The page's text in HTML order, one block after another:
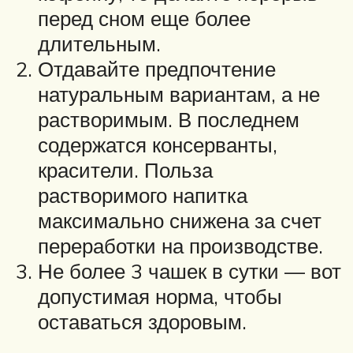
перед сном еще более
длительным.
Отдавайте предпочтение
натуральным вариантам, а не
растворимым. В последнем
содержатся консерванты,
красители. Польза
растворимого напитка
максимально снижена за счет
переработки на производстве.
Не более 3 чашек в сутки — вот
допустимая норма, чтобы
оставаться здоровым.